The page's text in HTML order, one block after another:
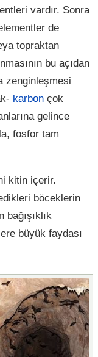
vardır. Sonra
de
topraktan
bu açıdan
zenginleşmesi
karbon çok
gelince
fosfor tam
kitin içerir.
böceklerin
büyük faydası